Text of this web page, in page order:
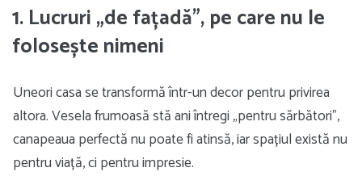
1. Lucruri „de fațadă”, pe care nu le
folosește nimeni
Uneori casa se transformă într-un decor pentru privirea
altora. Vesela frumoasă stă ani întregi „pentru sărbători”,
canapeaua perfectă nu poate fi atinsă, iar spațiul există nu
pentru viață, ci pentru impresie.